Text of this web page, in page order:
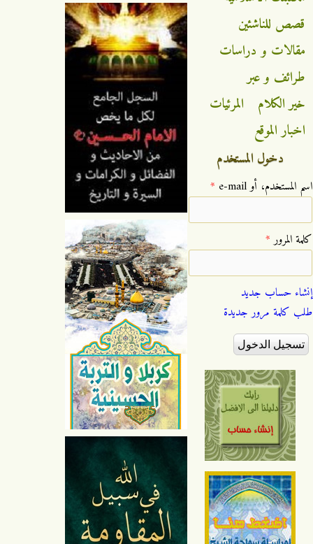
قصص للناشئين
مقالات و دراسات
طرائف و عبر
خير الكلام
المرئيات
اخبار الموقع
دخول المستخدم
‏اسم المستخدم، أو e-mail ‏ *
‏كلمة المرور ‏*
إنشاء حساب جديد
طلب كلمة مرور جديدة